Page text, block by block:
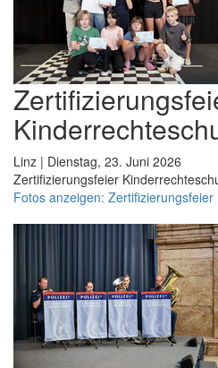
Linz | Dienstag, 23. Juni 2026
Zertifizierungsfeier
Fotos anzeigen: